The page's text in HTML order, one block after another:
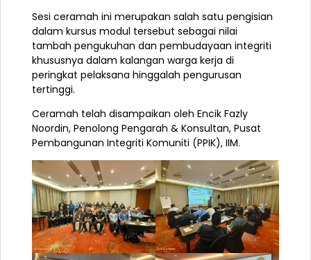
Sesi ceramah ini merupakan salah satu pengisian
dalam kursus modul tersebut sebagai nilai
tambah pengukuhan dan pembudayaan integriti
khususnya dalam kalangan warga kerja di
peringkat pelaksana hinggalah pengurusan
tertinggi.
Ceramah telah disampaikan oleh Encik Fazly
Noordin, Penolong Pengarah & Konsultan, Pusat
Pembangunan Integriti Komuniti (PPIK), IIM.